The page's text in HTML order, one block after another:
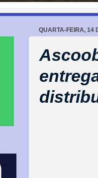
QUARTA-FEIRA, 14